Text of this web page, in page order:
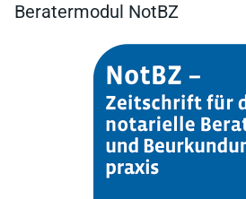
Beratermodul NotBZ